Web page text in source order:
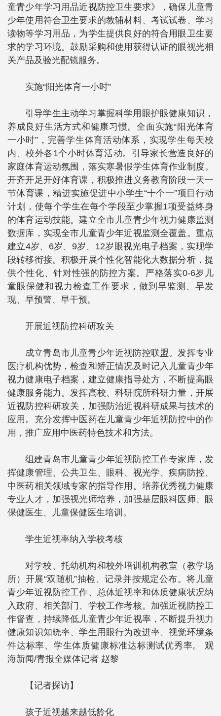
童青少年学习用品近视防控卫生要求》，确保儿童青
少年使用符合卫生要求的教辅材料、考试试卷、学习
读物等学习用品，为学生提供良好的符合用眼卫生要
求的学习环境。鼓励采购和使用获得认证的眼视光相
关产品及验光配镜服务。
实施“阳光体育一小时”
引导学生主动学习掌握科学用眼护眼健康知识，
养成良好生活方式和健康习惯。全面实施“阳光体育
一小时”，完善学生体育活动体系，实现学生每天校
内、校外各1个小时体育活动。引导家长营造良好的
家庭体育运动氛围，落实寒暑假学生体育作业制度。
开齐开足开好体育课，积极推进义务教育阶段一天一
节体育课，精进实施促进中小学生“十个一”项目行动
计划，使每个学生在每个学段至少掌握1项受益终身
的体育运动技能。建立全市儿童青少年视力健康监测
数据库，实现全市儿童青少年近视监测全覆盖。重点
建立4岁、6岁、9岁、12岁眼视光电子档案，实现学
段转移衔接。积极开展个性化智能化大数据分析，提
供个性化、针对性强的防控方案。严格落实0-6岁儿
童眼保健和视力检查工作要求，做到早监测、早发
现、早预警、早干预。
开展近视防控科研攻关
成立青岛市儿童青少年近视防控联盟。发挥专业
医疗机构优势，检查和矫正情况及时记入儿童青少年
视力健康电子档案，建立健康指导处方，不断提高眼
健康服务能力。发挥高校、科研院所科研力量，开展
近视防控科研攻关，加强防治近视科研成果与技术的
应用。充分发挥中医药在儿童青少年近视防控中的作
用，推广应用中医药特色技术和方法。
组建青岛市儿童青少年近视防控工作专家库，发
挥健康管理、公共卫生、眼科、视光学、疾病防控、
中医药相关领域专家的指导作用。培养优秀视力健康
专业人才，加强视光师培养，加强基层眼科医师、眼
保健医生、儿童保健医生培训。
学生近视率纳入学校考核
对学校、托幼机构和校外培训机构教室（教学场
所）开展“双随机”抽检、记录并按规定公布。将儿童
青少年近视防控工作、总体近视率和体质健康状况纳
入政府、相关部门、学校工作考核。加强近视防控工
作督查，持续降低儿童青少年近视率，不断提升视力
健康知识知晓率、学生用眼行为改进率、视觉环境条
件达标率、学生体质健康标准达标测试优秀率。 观
海新闻/青报全媒体记者 赵黎
【记者探访】
孩子近视越来越低龄化